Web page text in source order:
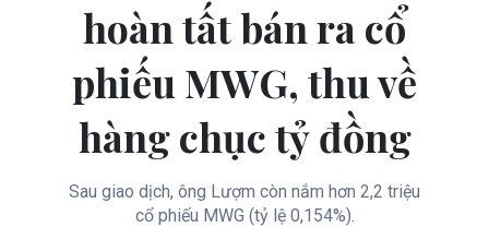
hoàn tất bán ra cổ
phiếu MWG, thu về
hàng chục tỷ đồng
Sau giao dịch, ông Lượm còn nắm hơn 2,2 triệu
cổ phiếu MWG (tỷ lệ 0,154%).